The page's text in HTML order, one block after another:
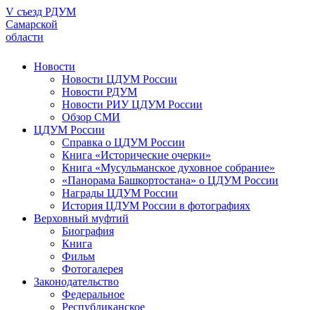
V съезд РДУМ
Самарской
области
Новости
Новости ЦДУМ России
Новости РДУМ
Новости РИУ ЦДУМ России
Обзор СМИ
ЦДУМ России
Справка о ЦДУМ России
Книга «Исторические очерки»
Книга «Мусульманское духовное собрание»
«Панорама Башкортостана» о ЦДУМ России
Награды ЦДУМ России
История ЦДУМ России в фотографиях
Верховный муфтий
Биография
Книга
Фильм
Фотогалерея
Законодательство
Федеральное
Республиканское